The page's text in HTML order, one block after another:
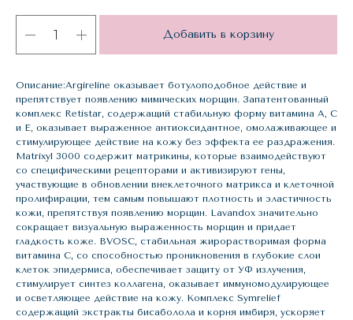
Добавить в корзину
Описание:Argireline оказывает ботулоподобное действие и
препятствует появлению мимических морщин. Запатентованный
комплекс Retistar, содержащий стабильную форму витамина А, С
и Е, оказывает выраженное антиоксидантное, омолаживающее и
стимулирующее действие на кожу без эффекта ее раздражения.
Matrixyl 3000 содержит матрикины, которые взаимодействуют
со специфическими рецепторами и активизируют гены,
участвующие в обновлении внеклеточного матрикса и клеточной
пролифирации, тем самым повышают плотность и эластичность
кожи, препятствуя появлению морщин. Lavandox значительно
сокращает визуальную выраженность морщин и придает
гладкость коже. BVOSC, стабильная жирорастворимая форма
витамина С, со способностью проникновения в глубокие слои
клеток эпидермиса, обеспечивает защиту от УФ излучения,
стимулирует синтез коллагена, оказывает иммуномодулирующее
и осветляющее действие на кожу. Комплекс Symrelief
содержащий экстракты бисаболола и корня имбиря, ускоряет